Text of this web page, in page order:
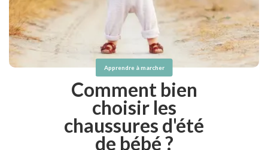
Apprendre à marcher
Comment bien
choisir les
chaussures d'été
de bébé ?